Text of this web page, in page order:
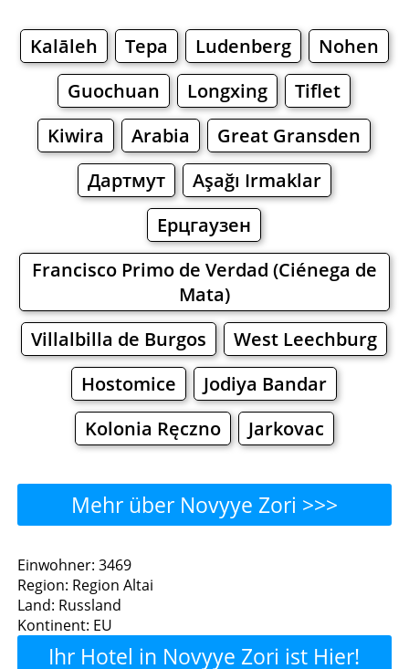
Kalāleh Tepa Ludenberg
Nohen
Guochuan
Longxing
Tiflet
Kiwira
Arabia
Great Gransden
Дартмут
Aşağı Irmaklar
Ерцгаузен
Francisco Primo de Verdad (Ciénega de
Mata)
Villalbilla de Burgos
West Leechburg
Hostomice
Jodiya Bandar
Kolonia Ręczno
Jarkovac
Mehr über Novyye Zori >>>
Novyye Zori - Wo man
essen kann?
Restaurants Cafe Bars Bier
Einwohner: 3469
Region: Region Altai
Land: Russland
Kontinent: EU
Ihr Hotel in Novyye Zori ist Hier!